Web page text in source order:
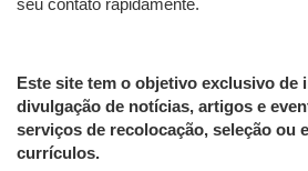
seu contato rapidamente.
Este site tem o objetivo exclusivo de
divulgação de notícias, artigos e
serviços de recolocação, seleção ou
currículos.